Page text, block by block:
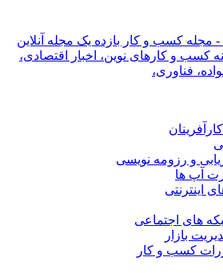
- مجله کسب و کار بازده یک مجله آنلاین
کسب و کارهای نوین، اخبار اقتصادی،
فناوری،
و رزومه نویسی
آپ ها
اینترنتی
های اجتماعی
بازار
کسب و کار